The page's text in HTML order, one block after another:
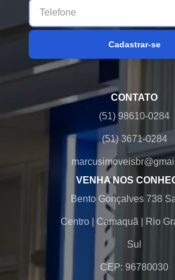
Cadastrar-se
CONTATO
(51) 98610-0284
(51) 3671-0284
VENHA NOS
Bento Gonçalves 738
Centro Camaquã Rio
Sul
CEP: 96780030